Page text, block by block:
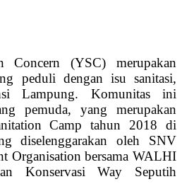
Concern (YSC) merupakan
peduli dengan isu sanitasi,
Lampung. Komunitas ini
pemuda, yang merupakan
Camp tahun 2018 di
diselenggarakan oleh SNV
Organisation bersama WALHI
Konservasi Way Seputih